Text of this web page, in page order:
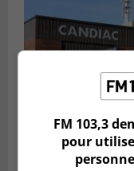
FM 103,3
pour